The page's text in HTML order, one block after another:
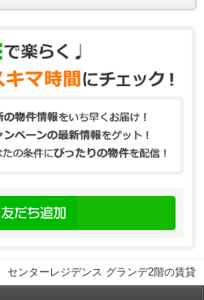
センターレジデンス グランデ2階の賃貸